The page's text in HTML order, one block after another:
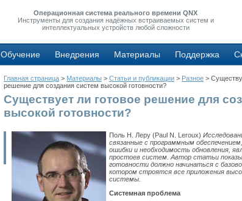
Операционная система реального времени QNX
Инструменты для создания надёжных встраиваемых систем и
интеллектуальных устройств любой сложности
Обучение Внедрения Материалы Поддержка
Главная страница > Материалы > Статьи и публикации > Разное >
решение для создания систем высокой готовности?
Существует ли готовое решение для
высокой готовности?
Поль Н. Леру (Paul N. Leroux)
связанные с программным
ошибки и необходимость обновления,
простоев систем. Автор статьи
готовности должно начинаться с
котором строятся все приложения
системы.
Системная проблема